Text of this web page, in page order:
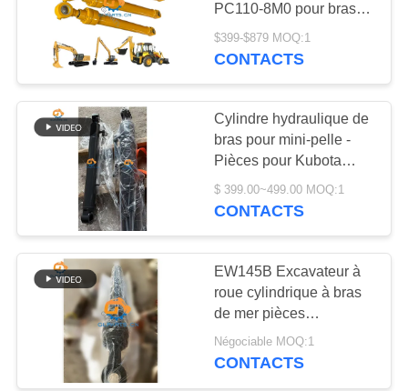
QUALITÉ
NOUS
CONTACTER
NOUVELLES
AFFAIRES
PC110-8M0 pour bras
de godet et flèche de
pelle
$399-$879 MOQ:1
CONTACTS
Cylindre hydraulique de
bras pour mini-pelle -
Pièces pour Kubota
KX30 KX35 U30 U35
$ 399.00~499.00 MOQ:1
CONTACTS
EW145B Excavateur à
roue cylindrique à bras
de mer pièces
hydrauliques
VOE14549612
Négociable MOQ:1
CONTACTS